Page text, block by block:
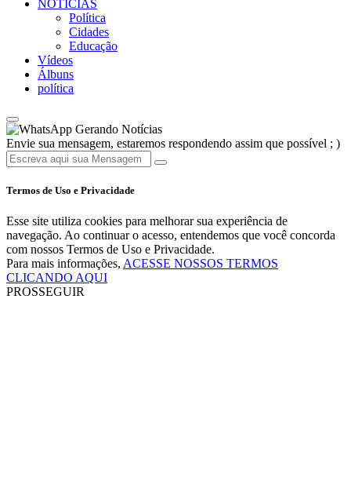
NOTÍCIAS
Política
Cidades
Educação
Vídeos
Álbuns
política
Gerando Notícias
Envie sua mensagem, estaremos respondendo assim que possível ; )
Termos de Uso e Privacidade
Esse site utiliza cookies para melhorar sua experiência de
navegação. Ao continuar o acesso, entendemos que você concorda
com nossos Termos de Uso e Privacidade.
Para mais informações, ACESSE NOSSOS TERMOS
CLICANDO AQUI
PROSSEGUIR